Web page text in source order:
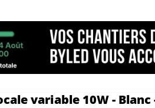
variable 10W - Blanc